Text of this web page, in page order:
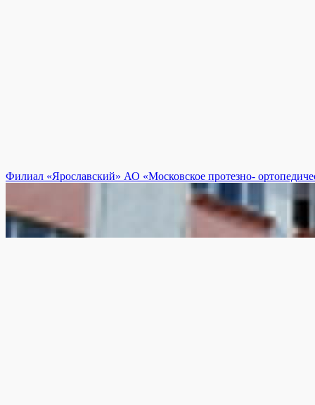
Филиал «Ярославский» АО «Московское протезно-